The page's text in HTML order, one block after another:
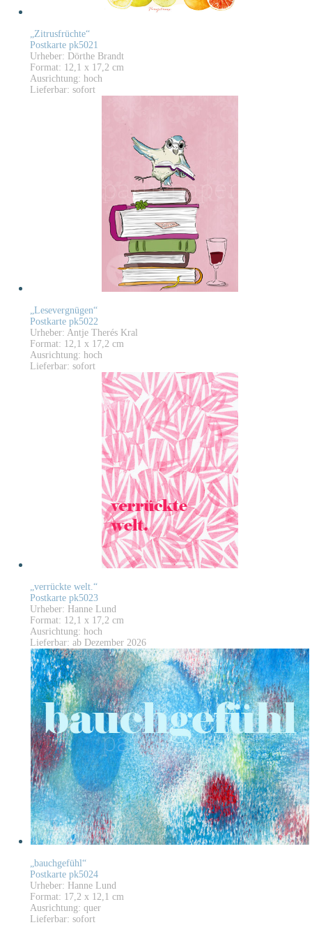
„Zitrusfrüchte“
Postkarte pk5021
Urheber: Dörthe Brandt
Format: 12,1 x 17,2 cm
Ausrichtung: hoch
Lieferbar: sofort
„Lesevergnügen“
Postkarte pk5022
Urheber: Antje Therés Kral
Format: 12,1 x 17,2 cm
Ausrichtung: hoch
Lieferbar: sofort
„verrückte welt.“
Postkarte pk5023
Urheber: Hanne Lund
Format: 12,1 x 17,2 cm
Ausrichtung: hoch
Lieferbar: ab Dezember 2026
„bauchgefühl“
Postkarte pk5024
Urheber: Hanne Lund
Format: 17,2 x 12,1 cm
Ausrichtung: quer
Lieferbar: sofort